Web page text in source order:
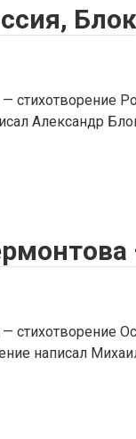
Блок
стихотворение
Александр
— стихотворение
написал